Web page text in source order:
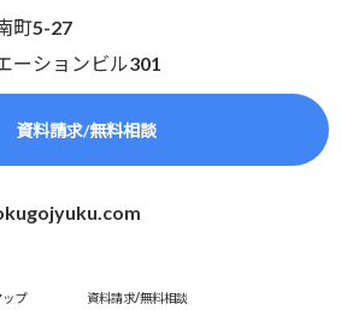
町5-27
ーションビル301
資料請求/無料相談
ップ 資料請求/無料相談